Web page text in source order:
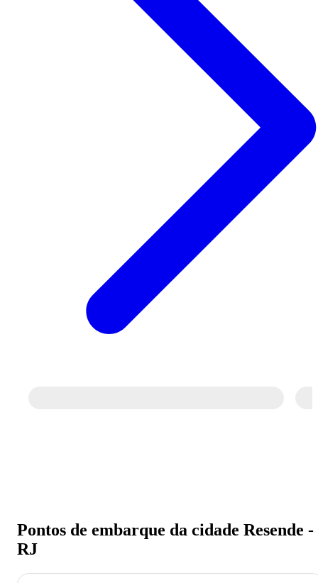
Pontos de embarque da cidade Resende -
RJ